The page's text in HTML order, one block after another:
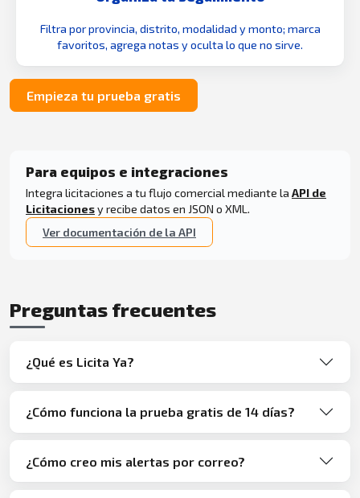
Filtra por provincia, distrito, modalidad y monto; marca
favoritos, agrega notas y oculta lo que no sirve.
Empieza tu prueba gratis
Para equipos e integraciones
Integra licitaciones a tu flujo comercial mediante la API de
Licitacionesy recibe datos en JSON o XML.
Ver documentación de la API
Preguntas frecuentes
¿Qué es Licita Ya?
¿Cómo funciona la prueba gratis de 14 días?
¿Cómo creo mis alertas por correo?